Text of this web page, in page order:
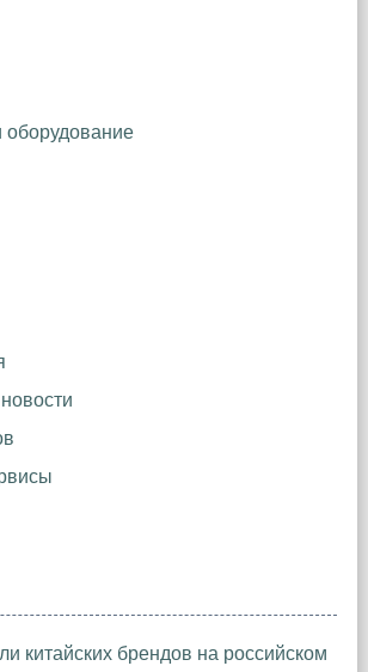
оборудование
китайских брендов на российском